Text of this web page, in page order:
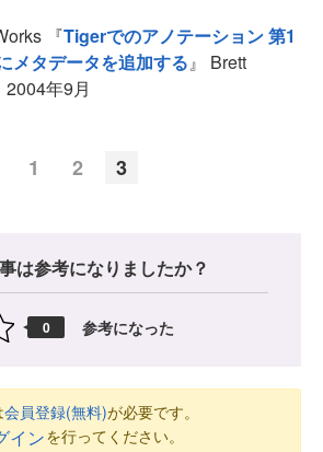
『Tigerでのアノテーション 第1
メタデータを追加する』 Brett
年9月
1 2 3
は参考になりましたか？
0 参考になった
会員登録(無料)が必要です。
インを行ってください。